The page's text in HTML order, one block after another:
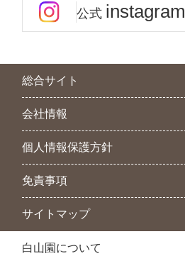
公式 instagram
総合サイト
会社情報
個人情報保護方針
免責事項
サイトマップ
白山園について